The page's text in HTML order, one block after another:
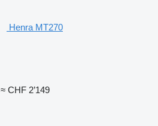
Henra MT270
≈ CHF 2’149